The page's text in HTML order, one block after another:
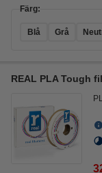
Färg:
Blå Grå
REAL PLA Tough